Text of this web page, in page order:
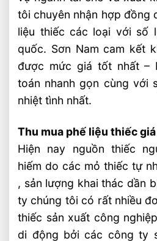
tôi chuyên nhận hợp đồng
liệu thiếc các loại với số
quốc. Sơn Nam cam kết
được mức giá tốt nhất –
toán nhanh gọn cùng với
nhiệt tình nhất.
Thu mua phế liệu thiếc
Hiện nay nguồn thiếc
hiếm do các mỏ thiếc tự
, sản lượng khai thác dần
ty chúng tôi có rất nhiều
thiếc sản xuất công
di động bởi các công ty